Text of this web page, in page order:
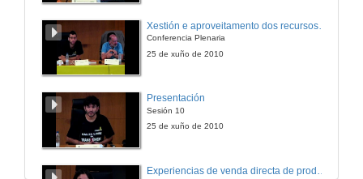
Conferencia Plenaria
25 de xuño de 2010
Presentación
Sesión 10
25 de xuño de 2010